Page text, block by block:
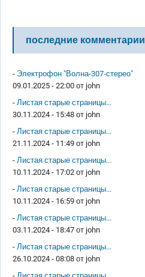
последние комментарии
- Электрофон "Волна-307-стерео"
09.01.2025 - 22:00 от john
- Листая старые страницы...
30.11.2024 - 15:48 от john
- Листая старые страницы...
21.11.2024 - 11:49 от john
- Листая старые страницы...
10.11.2024 - 17:02 от john
- Листая старые страницы...
10.11.2024 - 16:59 от john
- Листая старые страницы...
03.11.2024 - 18:47 от john
- Листая старые страницы...
26.10.2024 - 08:08 от john